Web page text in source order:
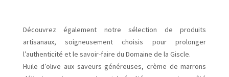
Découvrez également notre sélection de produits
artisanaux, soigneusement choisis pour prolonger
l’authenticité et le savoir-faire du Domaine de la Giscle.
Huile d’olive aux saveurs généreuses, crème de marrons